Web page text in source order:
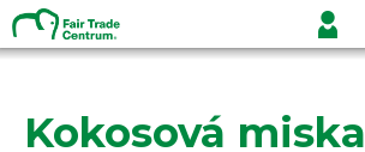
Prejsť
na
obsah
Kokosová
K
o
Späť
Späť
Č